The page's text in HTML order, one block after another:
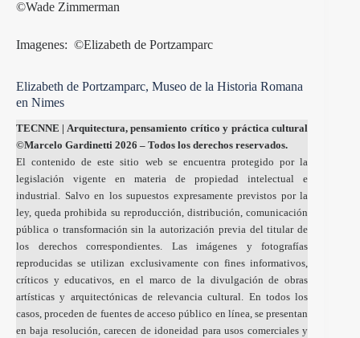
©Wade Zimmerman
Imagenes: ©Elizabeth de Portzamparc
Elizabeth de Portzamparc, Museo de la Historia Romana
en Nimes
TECNNE | Arquitectura, pensamiento crítico y práctica cultural
©Marcelo Gardinetti 2026 – Todos los derechos reservados.
El contenido de este sitio web se encuentra protegido por la
legislación vigente en materia de propiedad intelectual e
industrial. Salvo en los supuestos expresamente previstos por la
ley, queda prohibida su reproducción, distribución, comunicación
pública o transformación sin la autorización previa del titular de
los derechos correspondientes. Las imágenes y fotografías
reproducidas se utilizan exclusivamente con fines informativos,
críticos y educativos, en el marco de la divulgación de obras
artísticas y arquitectónicas de relevancia cultural. En todos los
casos, proceden de fuentes de acceso público en línea, se presentan
en baja resolución, carecen de idoneidad para usos comerciales y